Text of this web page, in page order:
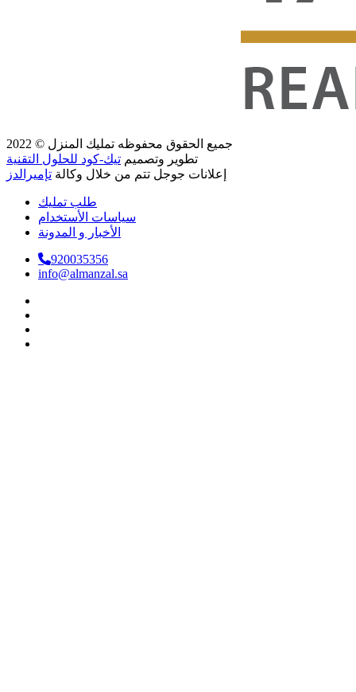
جميع الحقوق محفوظه تمليك المنزل © 2022
تطوير وتصميم تيك-كود للحلول التقنية
إعلانات جوجل تتم من خلال وكالة تإميرالدز
طلب تمليك
سياسات الأستخدام
الأخبار و المدونة
920035356
info@almanzal.sa